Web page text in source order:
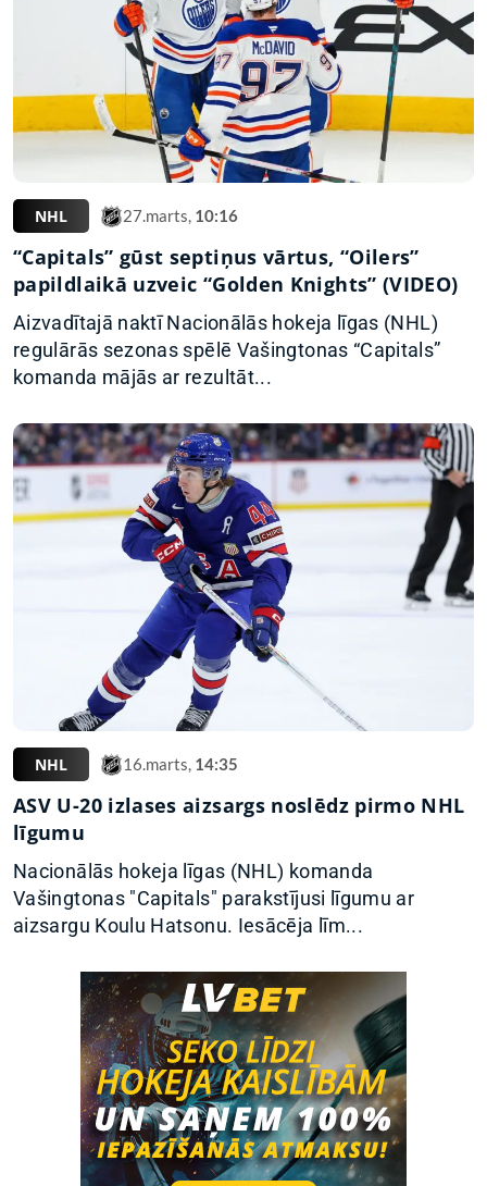
NHL 27.marts, 10:16
“Capitals” gūst septiņus vārtus, “Oilers”
papildlaikā uzveic “Golden Knights” (VIDEO)
Aizvadītajā naktī Nacionālās hokeja līgas (NHL)
regulārās sezonas spēlē Vašingtonas “Capitals”
komanda mājās ar rezultāt...
NHL 16.marts, 14:35
ASV U-20 izlases aizsargs noslēdz pirmo NHL
līgumu
Nacionālās hokeja līgas (NHL) komanda
Vašingtonas "Capitals" parakstījusi līgumu ar
aizsargu Koulu Hatsonu. Iesācēja līm...